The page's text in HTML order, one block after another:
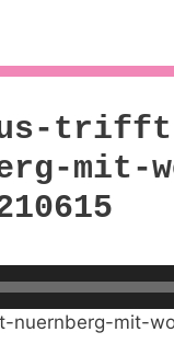
mit-
nuernberg-mit-